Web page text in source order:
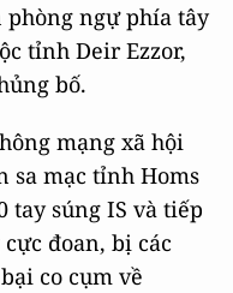
phòng ngự phía tây
tỉnh Deir Ezzor,
bố.
mạng xã hội
sa mạc tỉnh Homs
tay súng IS và tiếp
đoan, bị các
co cụm về